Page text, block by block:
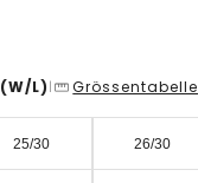
(W/L) | Grössentabelle
25/30 26/30